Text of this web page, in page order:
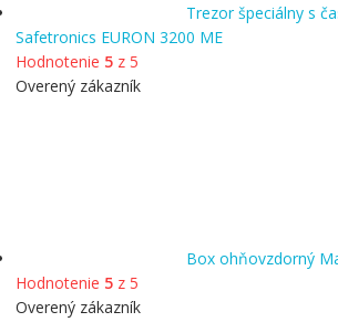
Trezor špeciálny s
Safetronics EURON 3200 ME
Hodnotenie 5z 5
Overený zákazník
Box ohňovzdorný
Hodnotenie 5z 5
Overený zákazník